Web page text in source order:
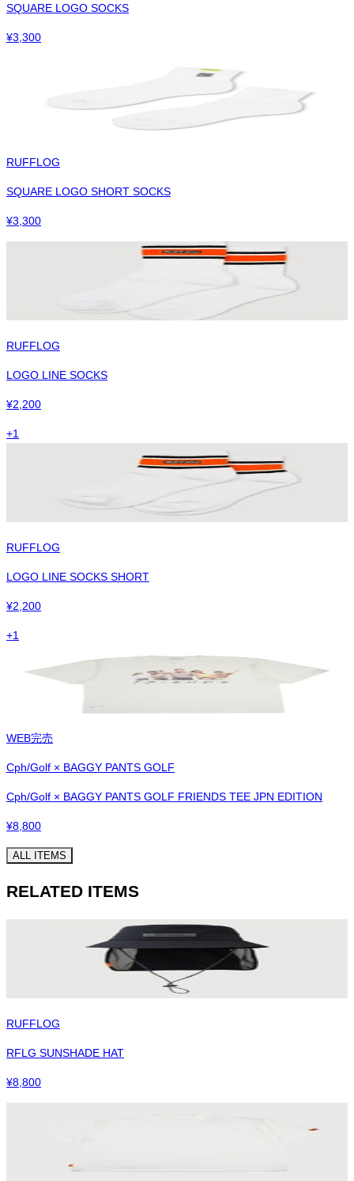
SQUARE LOGO SOCKS
¥3,300
RUFFLOG
SQUARE LOGO SHORT SOCKS
¥3,300
RUFFLOG
LOGO LINE SOCKS
¥2,200
+1
RUFFLOG
LOGO LINE SOCKS SHORT
¥2,200
+1
WEB完売
Cph/Golf × BAGGY PANTS GOLF
Cph/Golf × BAGGY PANTS GOLF FRIENDS TEE JPN EDITION
¥8,800
ALL ITEMS
RELATED ITEMS
RUFFLOG
RFLG SUNSHADE HAT
¥8,800